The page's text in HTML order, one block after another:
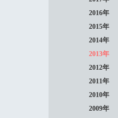
2016年
2015年
2014年
2013年
2012年
2011年
2010年
2009年